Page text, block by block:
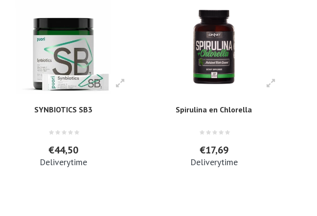
SYNBIOTICS SB3
€44,50
Deliverytime
Spirulina en Chlorella
€17,69
Deliverytime